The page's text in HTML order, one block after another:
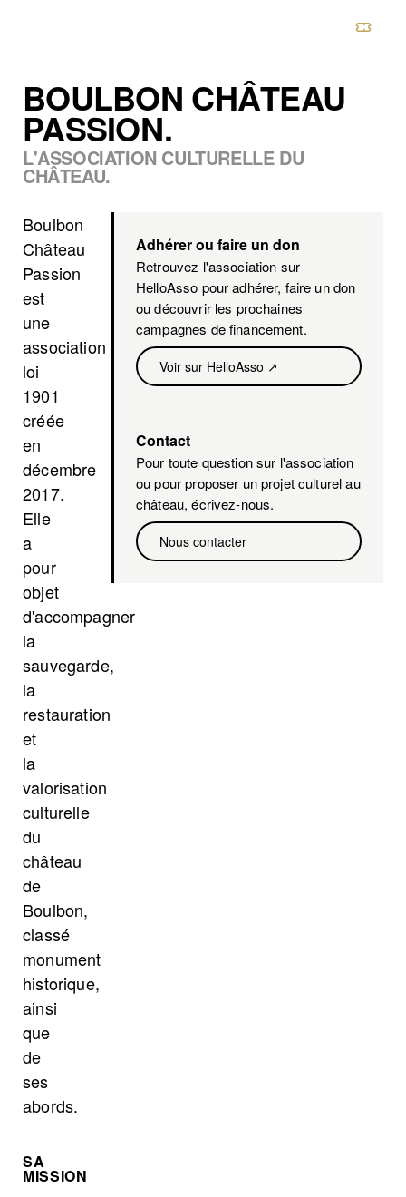
BOULBON CHÂTEAU
PASSION.
L'ASSOCIATION CULTURELLE DU
CHÂTEAU.
Boulbon
Château
Passion
est
une
association
loi
1901
créée
en
décembre
2017.
Elle
a
pour
objet
d'accompagner
la
sauvegarde,
la
restauration
et
la
valorisation
culturelle
du
château
de
Boulbon,
classé
monument
historique,
ainsi
que
de
ses
abords.
SA
MISSION
Adhérer ou faire un don
Retrouvez l'association sur
HelloAsso pour adhérer, faire un don
ou découvrir les prochaines
campagnes de financement.
Voir sur HelloAsso ↗
Contact
Pour toute question sur l'association
ou pour proposer un projet culturel au
château, écrivez-nous.
Nous contacter